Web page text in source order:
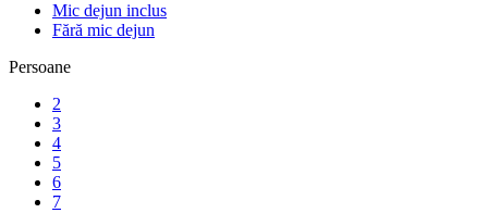
Mic dejun inclus
Fără mic dejun
Persoane
2
3
4
5
6
7